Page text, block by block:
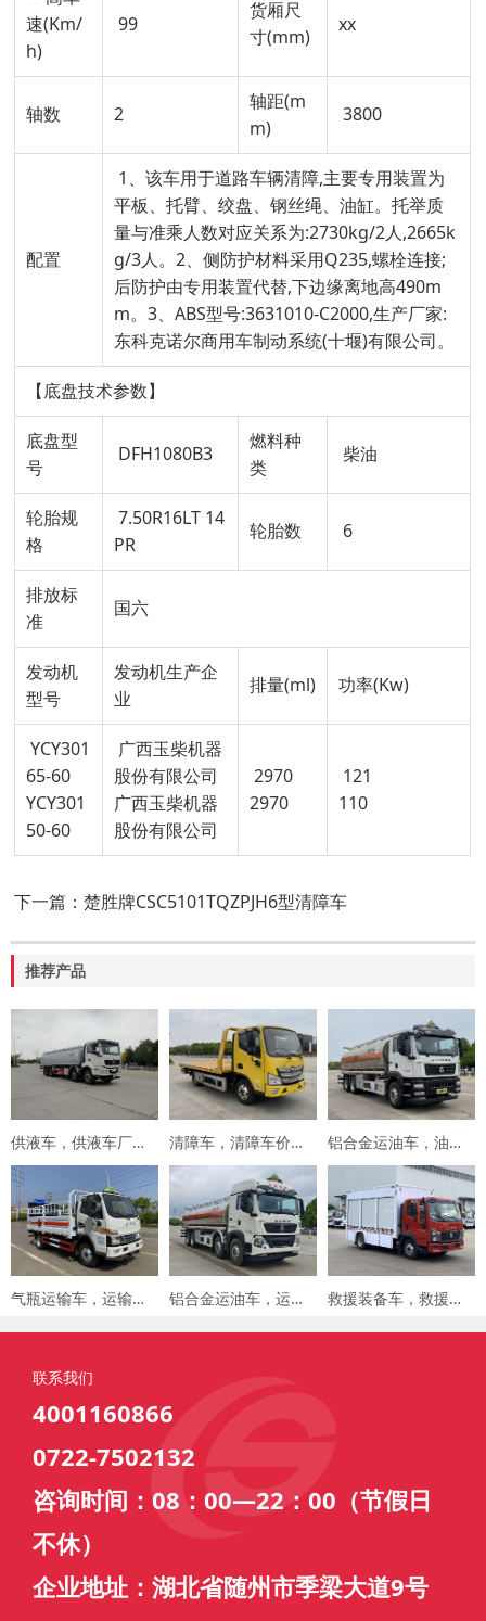
速(Km/
h)
99
货厢尺
寸(mm)
xx
轴数 2
轴距(m
m)
3800
配置
1、该车用于道路车辆清障,主要专用装置为
平板、托臂、绞盘、钢丝绳、油缸。托举质
量与准乘人数对应关系为:2730kg/2人,2665k
g/3人。2、侧防护材料采用Q235,螺栓连接;
后防护由专用装置代替,下边缘离地高490m
m。3、ABS型号:3631010-C2000,生产厂家:
东科克诺尔商用车制动系统(十堰)有限公司。
【底盘技术参数】
底盘型
号
DFH1080B3
燃料种
类
柴油
轮胎规
格
7.50R16LT 14
PR
轮胎数 6
排放标
准
国六
发动机
型号
发动机生产企
业
排量(ml) 功率(Kw)
YCY301
65-60
YCY301
50-60
广西玉柴机器
股份有限公司
广西玉柴机器
股份有限公司
2970
2970
121
110
下一篇：楚胜牌CSC5101TQZPJH6型清障车
推荐产品
供液车，供液车厂家，专用车厂家，楚胜集团 清障车，清障车价格，楚胜集团 铝合金运油车，油罐车，楚胜汽车集团
气瓶运输车，运输车价格，楚胜汽车集团 铝合金运油车，运油车厂家，楚胜汽车集团 救援装备车，救援车，楚胜汽车集团
联系我们
4001160866
0722-7502132
咨询时间：08：00—22：00（节假日
不休）
企业地址：湖北省随州市季梁大道9号